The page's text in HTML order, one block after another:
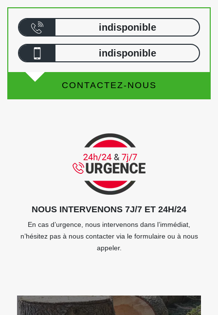
indisponible
indisponible
CONTACTEZ-NOUS
NOUS INTERVENONS 7J/7 ET 24H/24
En cas d’urgence, nous intervenons dans l’immédiat,
n’hésitez pas à nous contacter via le formulaire ou à nous
appeler.